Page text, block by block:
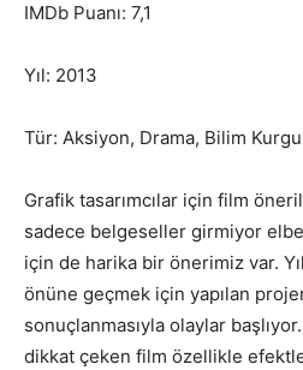
IMDb Puanı: 7,1
Yıl: 2013
Tür: Aksiyon, Drama, Bilim Kurgu
Grafik tasarımcılar için film
sadece belgeseller girmiyor
için de harika bir önerimiz var.
önüne geçmek için yapılan
sonuçlanmasıyla olaylar
dikkat çeken film özellikle